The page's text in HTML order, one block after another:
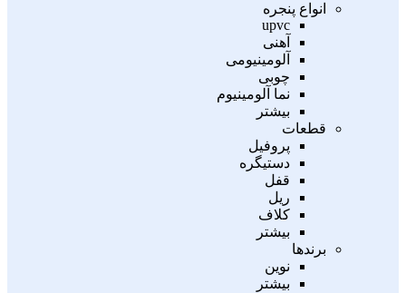
انواع پنجره
upvc
آهنی
آلومینیومی
چوبی
نما آلومینیوم
بیشتر
قطعات
پروفیل
دستیگره
قفل
ریل
کلاف
بیشتر
برندها
نوین
بیشتر